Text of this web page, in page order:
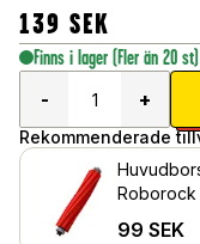
139 SEK
Finns i lager (Fler än 20 st)
-
+
Rekommenderade
Roborock
99 SEK